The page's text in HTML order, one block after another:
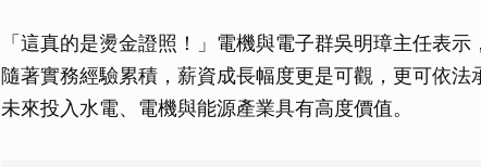
「這真的是燙金證照！」電機與電子群吳明璋主任表
隨著實務經驗累積，薪資成長幅度更是可觀，更可依
未來投入水電、電機與能源產業具有高度價值。